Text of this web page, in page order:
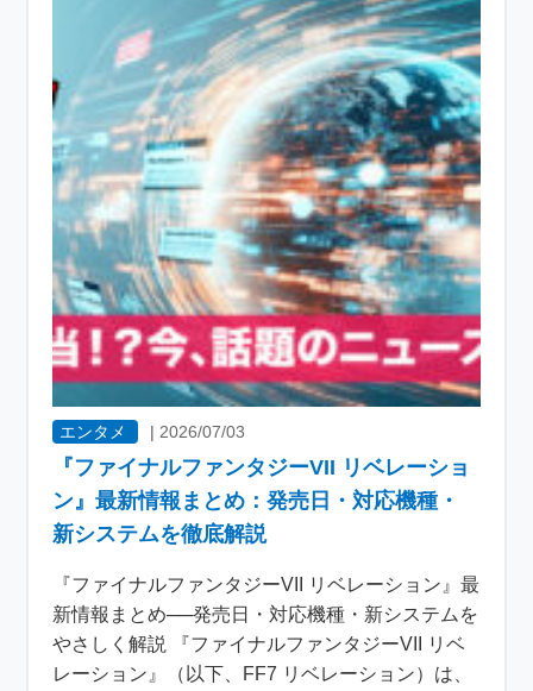
エンタメ | 2026/07/03
『ファイナルファンタジーVII リベレーショ
ン』最新情報まとめ：発売日・対応機種・
新システムを徹底解説
『ファイナルファンタジーVII リベレーション』最
新情報まとめ──発売日・対応機種・新システムを
やさしく解説 『ファイナルファンタジーVII リベ
レーション』（以下、FF7 リベレーション）は、